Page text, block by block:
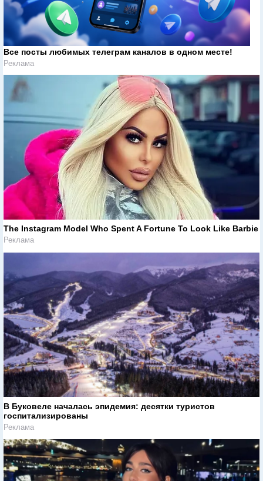
Все посты любимых телеграм каналов в одном месте!
Реклама
The Instagram Model Who Spent A Fortune To Look Like Barbie
Реклама
В Буковеле началась эпидемия: десятки туристов
госпитализированы
Реклама